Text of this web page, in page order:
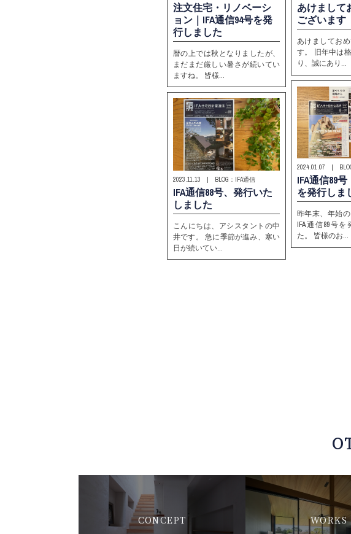
注文住宅・リノベーシ
ョン｜IFA通信94号を発
行しました
暦の上では秋となりましたが、
まだまだ厳しい暑さが続いてい
ますね。 皆様…
あけまして
ございます
あけましてお
す。 旧年中は
り、誠にあり…
2024.01.07 |
IFA通信89号
を発行しま
昨年末、年始
IFA通信89号
た。 皆様のお…
2023.11.13 | BLOG：IFA通信
IFA通信88号、発行いた
しました
こんにちは、アシスタントの中
井です。 急に季節が進み、寒い
日が続いてい…
CONCEPT WORKS